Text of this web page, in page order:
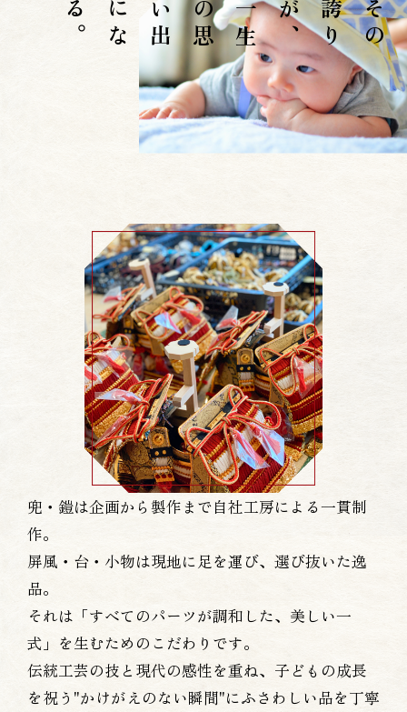
そ
の
誇
り
が
、
一
生
の
思
い
出
に
な
る
。
兜・鎧は企画から製作まで自社工房による一貫制
作。
屏風・台・小物は現地に足を運び、選び抜いた逸
品。
それは「すべてのパーツが調和した、美しい一
式」を生むためのこだわりです。
伝統工芸の技と現代の感性を重ね、子どもの成長
を祝う"かけがえのない瞬間"にふさわしい品を丁寧